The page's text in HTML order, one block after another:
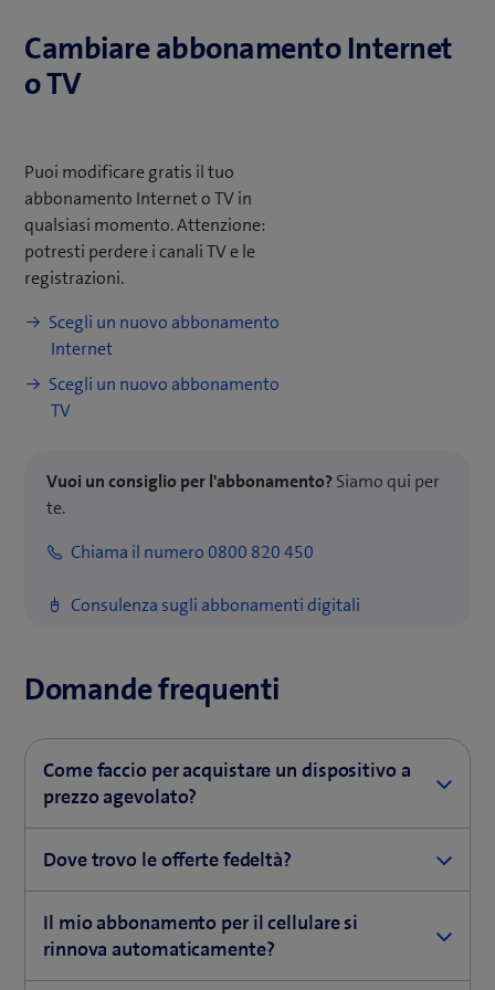
e
s
)
Vedi le condizioni di abbonamento
Cambiare abbonamento Internet
o TV
Puoi modificare gratis il tuo
abbonamento Internet o TV in
qualsiasi momento. Attenzione:
potresti perdere i canali TV e le
registrazioni.
Scegli un nuovo abbonamento
Internet
Scegli un nuovo abbonamento
TV
Vuoi un consiglio per l'abbonamento?Siamo qui per
te.
Chiama il numero 0800 820 450
Consulenza sugli abbonamenti digitali
Domande frequenti
Come faccio per acquistare un dispositivo a
prezzo agevolato?
tuo account My Swisscom. Così sai quando puoi
acquistare uno smartphone a prezzo agevolato.
Scopri le offerte sui cellulari
Dove trovo le offerte fedeltà?
scopri se hai diritto a smartphone a prezzo agevolato
o a sconti fedelta vantaggiosi quando rinnovi
l’abbonamento Mobile.
Il mio abbonamento per il cellulare si
rinnova automaticamente?